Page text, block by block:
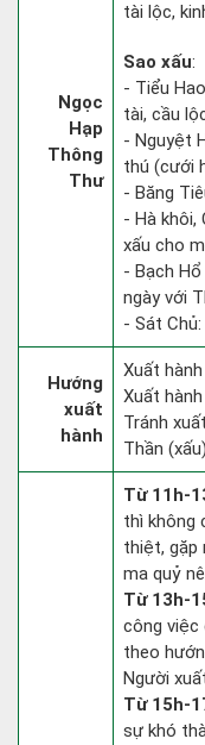
Ngọc
Hạp
Thông
Thư
tài lộc,
Sao xấu:
- Tiểu
tài, cầu
- Nguyệt
thú (cưới
- Băng
- Hà khôi,
xấu cho
- Bạch
ngày với
- Sát
Hướng
xuất
hành
Xuất
Xuất
Tránh
Thần (xấu)
Từ 11h-
thì không
thiệt, gặp
ma quỷ
Từ 13h-
công
theo
Người
Từ 15h-
sự khó